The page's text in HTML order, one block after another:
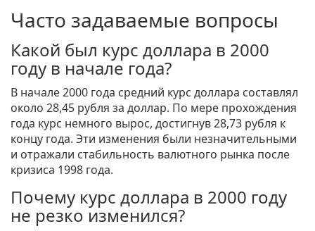
Часто задаваемые вопросы
Какой был курс доллара в 2000
году в начале года?
В начале 2000 года средний курс доллара составлял
около 28,45 рубля за доллар. По мере прохождения
года курс немного вырос, достигнув 28,73 рубля к
концу года. Эти изменения были незначительными
и отражали стабильность валютного рынка после
кризиса 1998 года.
Почему курс доллара в 2000 году
не резко изменился?